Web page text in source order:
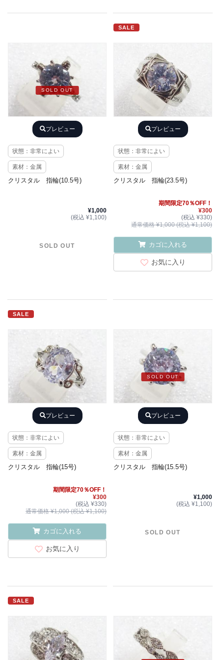
SOLD OUT
プレビュー
状態：非常によい
素材：金属
クリスタル 指輪(10.5号)
¥1,000
(税込 ¥1,100)
SOLD OUT
SALE
プレビュー
状態：非常によい
素材：金属
クリスタル 指輪(23.5号)
期間限定70％OFF！
¥300
(税込 ¥330)
通常価格 ¥1,000 (税込 ¥1,100)
カゴに入れる
お気に入り
SALE
プレビュー
状態：非常によい
素材：金属
クリスタル 指輪(15号)
期間限定70％OFF！
¥300
(税込 ¥330)
通常価格 ¥1,000 (税込 ¥1,100)
カゴに入れる
お気に入り
SOLD OUT
プレビュー
状態：非常によい
素材：金属
クリスタル 指輪(15.5号)
¥1,000
(税込 ¥1,100)
SOLD OUT
SALE